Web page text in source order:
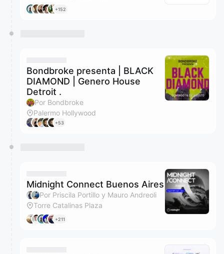
+152
Bondbroke presenta | BLACK
DIAMOND | Genero House
Detroit .
Por Bondbroke
Palermo Hollywood
+53
Midnight Connect Buenos Aires
Por Priscila Portillo y Mauro Andreoli
Torre Catalinas Plaza
+211